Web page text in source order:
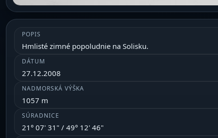
POPIS
Hmlisté zimné popoludnie na Solisku.
DÁTUM
27.12.2008
NADMORSKÁ VÝŠKA
1057 m
SÚRADNICE
21° 07' 31" / 49° 12' 46"